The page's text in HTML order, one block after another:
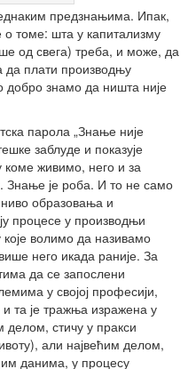
предзнањима. Ипак,
томе: шта у капитализму
од свега) треба, и може, да
да плати производњу
добро знамо да ништа није
парола „Знање није
заблуде и показује
живимо, него и за
Знање је роба. И то не само
образовања и
процесе у производњи
волимо да називамо
него икада раније. За
да се запослени
у својој професији,
та је тражња изражена у
делом, стичу у пракси
али највећим делом,
данима, у процесу